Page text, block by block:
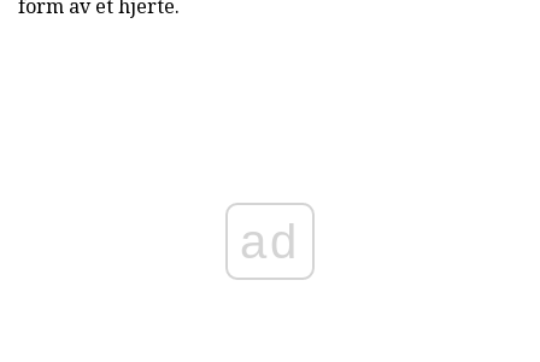
form av et hjerte.
ad